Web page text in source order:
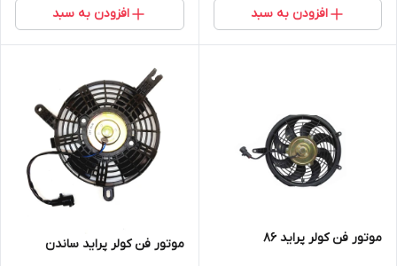
افزودن به سبد افزودن به سبد
موتور فن کولر پراید ۸۶ موتور فن کولر پراید ساندن